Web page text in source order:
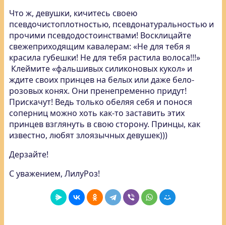
Что ж, девушки, кичитесь своею
псевдочистоплотностью, псевдонатуральностью и
прочими псевдодостоинствами! Восклицайте
свежеприходящим кавалерам: «Не для тебя я
красила губешки! Не для тебя растила волоса!!!»
Клеймите «фальшивых силиконовых кукол» и
ждите своих принцев на белых или даже бело-
розовых конях. Они пренепременно придут!
Прискачут! Ведь только обеляя себя и понося
соперниц можно хоть как-то заставить этих
принцев взглянуть в свою сторону. Принцы, как
известно, любят злоязычных девушек)))
Дерзайте!
С уважением, ЛилуРоз!